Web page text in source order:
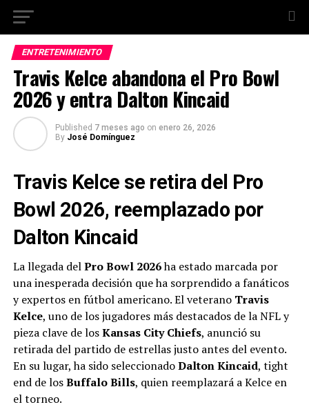
ENTRETENIMIENTO
Travis Kelce abandona el Pro Bowl
2026 y entra Dalton Kincaid
Published 7 meses ago on enero 26, 2026
By José Domínguez
Travis Kelce se retira del Pro
Bowl 2026, reemplazado por
Dalton Kincaid
La llegada delPro Bowl 2026ha estado marcada por
una inesperada decisión que ha sorprendido a fanáticos
y expertos en fútbol americano. El veterano Travis
Kelce, uno de los jugadores más destacados de la NFL y
pieza clave de losKansas City Chiefs, anunció su
retirada del partido de estrellas justo antes del evento.
En su lugar, ha sido seleccionadoDalton Kincaid, tight
end de losBuffalo Bills, quien reemplazará a Kelce en
el torneo.